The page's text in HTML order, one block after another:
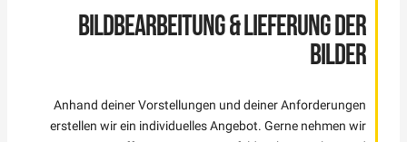
BILDBEARBEITUNG & LIEFERUNG DER
BILDER
Anhand deiner Vorstellungen und deiner Anforderungen
erstellen wir ein individuelles Angebot. Gerne nehmen wir